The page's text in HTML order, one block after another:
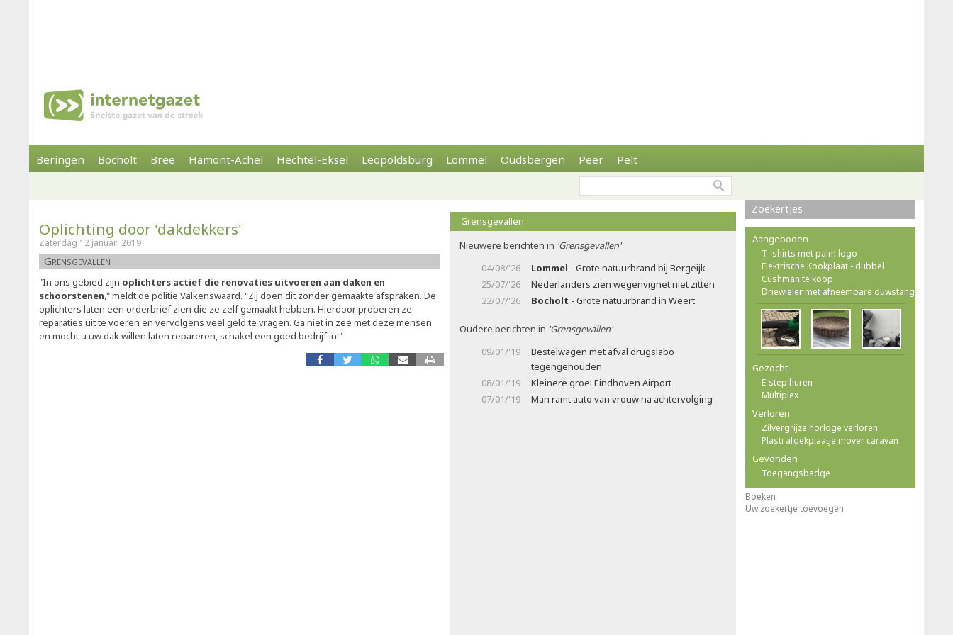
Beringen Bocholt Bree Hamont-Achel Hechtel-Eksel Leopoldsburg Lommel Oudsbergen Peer Pelt
Oplichting door 'dakdekkers'
Zaterdag 12 januari 2019
Grensgevallen
"In ons gebied zijn oplichters actief die renovaties uitvoeren aan daken en
schoorstenen," meldt de politie Valkenswaard. "Zij doen dit zonder gemaakte afspraken. De
oplichters laten een orderbrief zien die ze zelf gemaakt hebben. Hierdoor proberen ze
reparaties uit te voeren en vervolgens veel geld te vragen. Ga niet in zee met deze mensen
en mocht u uw dak willen laten repareren, schakel een goed bedrijf in!"
Grensgevallen
Nieuwere berichten in 'Grensgevallen'
04/08/'26
Lommel - Grote natuurbrand bij Bergeijk
25/07/'26
Nederlanders zien wegenvignet niet zitten
22/07/'26
Bocholt - Grote natuurbrand in Weert
Oudere berichten in 'Grensgevallen'
09/01/'19
Bestelwagen met afval drugslabo
tegengehouden
08/01/'19
Kleinere groei Eindhoven Airport
07/01/'19
Man ramt auto van vrouw na achtervolging
Zoekertjes
Aangeboden
T- shirts met palm logo
Elektrische Kookplaat - dubbel
Cushman te koop
Driewieler met afneembare duwstang
Gezocht
E-step huren
Multiplex
Verloren
Zilvergrijze horloge verloren
Plasti afdekplaatje mover caravan
Gevonden
Toegangsbadge
Boeken
Uw zoekertje toevoegen